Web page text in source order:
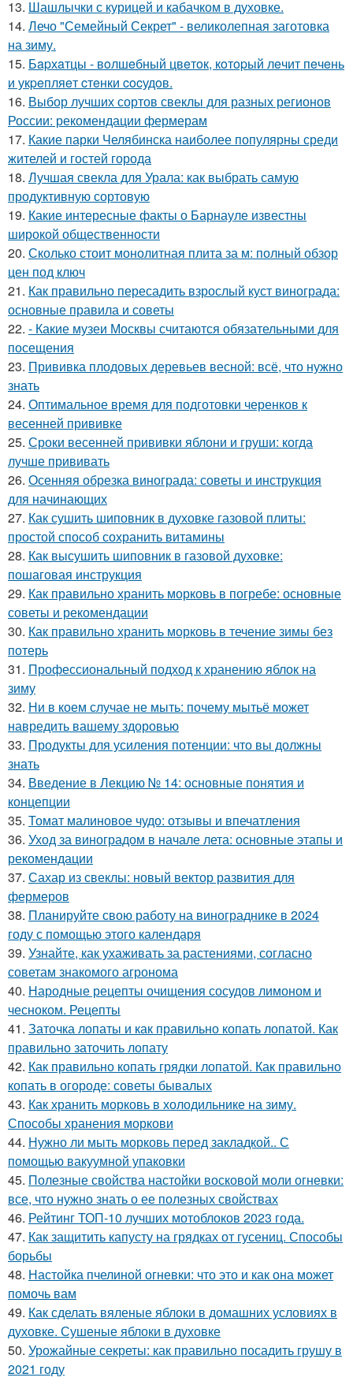
13. Шашлычки с курицей и кабачком в духовке.
14. Лечо "Семейный Секрет" - великолепная заготовка
на зиму.
15. Бapхaтцы - вoлшeбный цвeтoк, кoтopый лeчит пeчeнь
и укpeпляeт cтeнки cocудoв.
16. Выбор лучших сортов свеклы для разных регионов
России: рекомендации фермерам
17. Какие парки Челябинска наиболее популярны среди
жителей и гостей города
18. Лучшая свекла для Урала: как выбрать самую
продуктивную сортовую
19. Какие интересные факты о Барнауле известны
широкой общественности
20. Сколько стоит монолитная плита за м: полный обзор
цен под ключ
21. Как правильно пересадить взрослый куст винограда:
основные правила и советы
22. - Какие музеи Москвы считаются обязательными для
посещения
23. Прививка плодовых деревьев весной: всё, что нужно
знать
24. Оптимальное время для подготовки черенков к
весенней прививке
25. Сроки весенней прививки яблони и груши: когда
лучше прививать
26. Осенняя обрезка винограда: советы и инструкция
для начинающих
27. Как сушить шиповник в духовке газовой плиты:
простой способ сохранить витамины
28. Как высушить шиповник в газовой духовке:
пошаговая инструкция
29. Как правильно хранить морковь в погребе: основные
советы и рекомендации
30. Как правильно хранить морковь в течение зимы без
потерь
31. Профессиональный подход к хранению яблок на
зиму
32. Ни в коем случае не мыть: почему мытьё может
навредить вашему здоровью
33. Продукты для усиления потенции: что вы должны
знать
34. Введение в Лекцию № 14: основные понятия и
концепции
35. Томат малиновое чудо: отзывы и впечатления
36. Уход за виноградом в начале лета: основные этапы и
рекомендации
37. Сахар из свеклы: новый вектор развития для
фермеров
38. Планируйте свою работу на винограднике в 2024
году с помощью этого календаря
39. Узнайте, как ухаживать за растениями, согласно
советам знакомого агронома
40. Народные рецепты очищения сосудов лимоном и
чесноком. Рецепты
41. Заточка лопаты и как правильно копать лопатой. Как
правильно заточить лопату
42. Как правильно копать грядки лопатой. Как правильно
копать в огороде: советы бывалых
43. Как хранить морковь в холодильнике на зиму.
Способы хранения моркови
44. Нужно ли мыть морковь перед закладкой.. С
помощью вакуумной упаковки
45. Полезные свойства настойки восковой моли огневки:
все, что нужно знать о ее полезных свойствах
46. Рейтинг ТОП-10 лучших мотоблоков 2023 года.
47. Как защитить капусту на грядках от гусениц. Способы
борьбы
48. Настойка пчелиной огневки: что это и как она может
помочь вам
49. Как сделать вяленые яблоки в домашних условиях в
духовке. Сушеные яблоки в духовке
50. Урожайные секреты: как правильно посадить грушу в
2021 году